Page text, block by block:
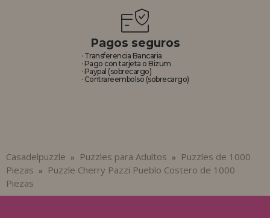
Pagos seguros
· Transferencia Bancaria
· Pago con tarjeta o Bizum
· Paypal (sobrecargo)
· Contrareembolso (sobrecargo)
Casadelpuzzle » Puzzles para Adultos »
Puzzles de 1000
Piezas »
Puzzle Cherry Pazzi Pueblo Costero de 1000
Piezas